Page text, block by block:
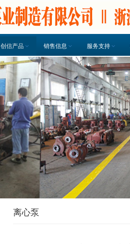
创信产品 销售信息 服务支持
离心泵